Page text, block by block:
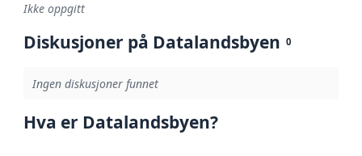
Ikke oppgitt
Diskusjoner på Datalandsbyen 0
Ingen diskusjoner funnet
Hva er Datalandsbyen?